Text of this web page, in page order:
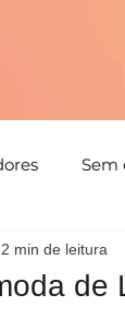
Sem
Tendências
de
2 min de leitura